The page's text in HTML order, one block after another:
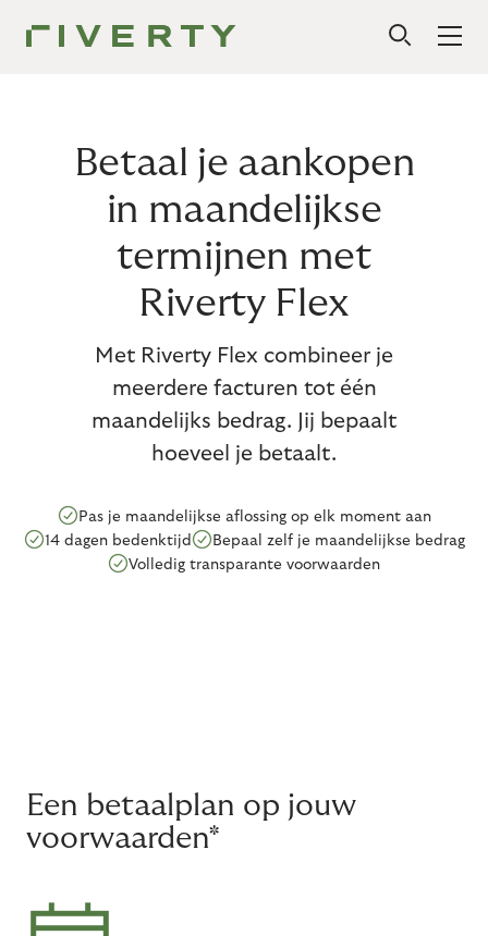
Betaal je aankopen
in maandelijkse
termijnen met
Riverty Flex
Met Riverty Flex combineer je
meerdere facturen tot één
maandelijks bedrag. Jij bepaalt
hoeveel je betaalt.
Pas je maandelijkse aflossing op elk moment aan
14 dagen bedenktijd
Bepaal zelf je maandelijkse bedrag
Volledig transparante voorwaarden
Een betaalplan op jouw
voorwaarden*